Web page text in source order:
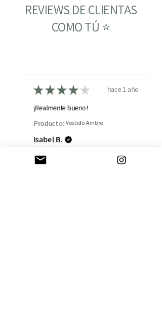
REVIEWS DE CLIENTAS
COMO TÚ ⭐
★★★★ ★
hace 1 año
¡Realmente bueno!
Producto: Vestido Ambre
Isabel B.
Madrid, MD